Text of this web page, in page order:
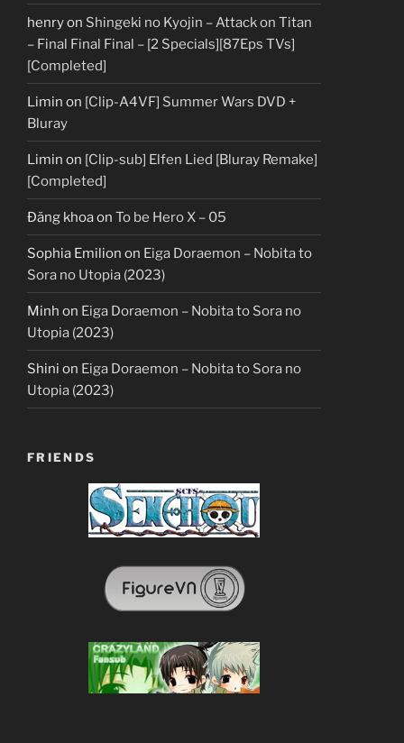
henryon Shingeki no Kyojin – Attack on Titan
– Final Final Final – [2 Specials][87Eps TVs]
[Completed]
Limin on [Clip-A4VF] Summer Wars DVD +
Bluray
Limin on [Clip-sub] Elfen Lied [Bluray Remake]
[Completed]
Đăng khoaon To be Hero X – 05
Sophia Emilion on Eiga Doraemon – Nobita to
Sora no Utopia (2023)
Minh on Eiga Doraemon – Nobita to Sora no
Utopia (2023)
Shini on Eiga Doraemon – Nobita to Sora no
Utopia (2023)
FRIENDS